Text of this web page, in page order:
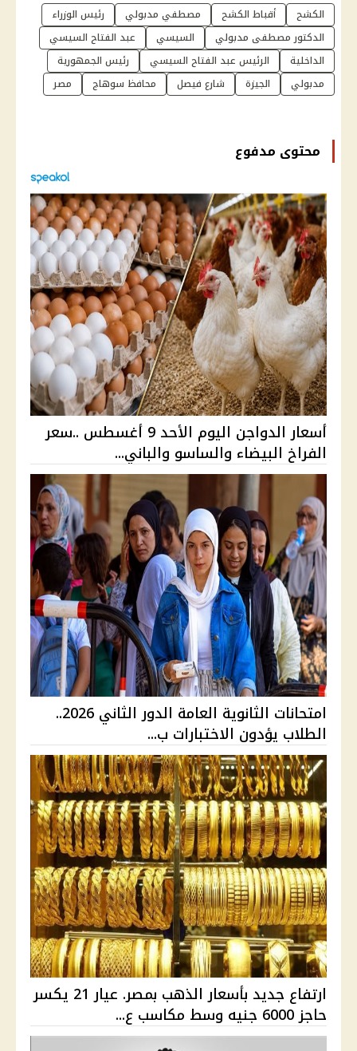
الكشح أقباط الكشح مصطفي مدبولي
رئيس الوزراء
الدكتور مصطفى مدبولي
السيسي
عبد الفتاح السيسي
الداخلية
الرئيس عبد الفتاح السيسي
رئيس الجمهورية
مدبولي
الجيزة شارع فيصل محافظ سوهاج مصر
محتوى مدفوع
أسعار الدواجن اليوم الأحد 9 أغسطس ..سعر
الفراخ البيضاء والساسو والباني...
امتحانات الثانوية العامة الدور الثاني 2026..
الطلاب يؤدون الاختبارات ب...
ارتفاع جديد بأسعار الذهب بمصر. عيار 21 يكسر
حاجز 6000 جنيه وسط مكاسب ع...